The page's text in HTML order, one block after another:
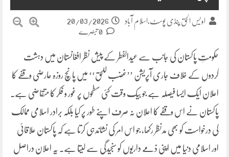
اویس الحق پنڈی پوسٹ،اسلام آباد
20/03/2026
حکومتِ پاکستان کی جانب سے عیدالفطر کے پیش نظر افغانستان میں دہشت
گردوں کے خلاف جاری آپریشن ’’غضب للحق‘‘ میں پانچ روزہ عارضی وقفے کا
اعلان ایک ایسا فیصلہ ہے جو بیک وقت کئی سطحوں پر غور و فکر کا متقاضی ہے۔
پاکستان نے اس وقفے کا اعلان نہ صرف اپنے طور پر کیا بلکہ برادر اسلامی ممالک
کی درخواست کو بھی مدنظر رکھا، جو اس امر کی نشاندہی کرتا ہے کہ پاکستان علاقائی
اور اسلامی دنیا میں اپنی ذمے داریوں کو سنجیدگی سے لیتا ہے۔ یہ اعلان دراصل